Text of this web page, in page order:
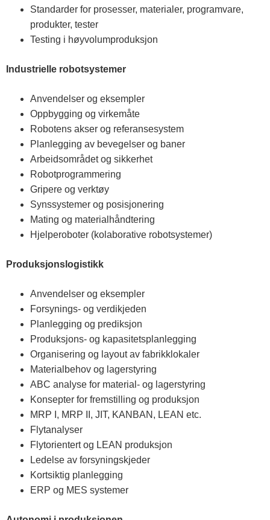
Standarder for prosesser, materialer, programvare,
produkter, tester
Testing i høyvolumproduksjon
Industrielle robotsystemer
Anvendelser og eksempler
Oppbygging og virkemåte
Robotens akser og referansesystem
Planlegging av bevegelser og baner
Arbeidsområdet og sikkerhet
Robotprogrammering
Gripere og verktøy
Synssystemer og posisjonering
Mating og materialhåndtering
Hjelperoboter (kolaborative robotsystemer)
Produksjonslogistikk
Anvendelser og eksempler
Forsynings- og verdikjeden
Planlegging og prediksjon
Produksjons- og kapasitetsplanlegging
Organisering og layout av fabrikklokaler
Materialbehov og lagerstyring
ABC analyse for material- og lagerstyring
Konsepter for fremstilling og produksjon
MRP I, MRP II, JIT, KANBAN, LEAN etc.
Flytanalyser
Flytorientert og LEAN produksjon
Ledelse av forsyningskjeder
Kortsiktig planlegging
ERP og MES systemer